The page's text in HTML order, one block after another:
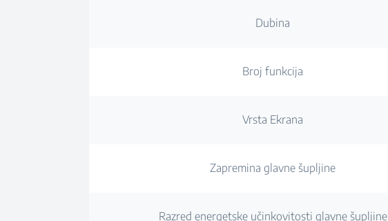
Dubina
Broj funkcija
Vrsta Ekrana
Zapremina glavne šupljine
Razred energetske učinkovitosti glavne šupljine